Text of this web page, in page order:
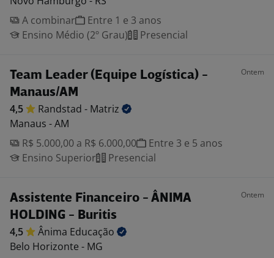
A combinar
Entre 1 e 3 anos
Ensino Médio (2º Grau)
Presencial
Team Leader (Equipe Logística) -
Manaus/AM
Ontem
4,5 Randstad - Matriz
Manaus - AM
R$ 5.000,00 a R$ 6.000,00
Entre 3 e 5 anos
Ensino Superior
Presencial
Assistente Financeiro - ÂNIMA
HOLDING - Buritis
Ontem
4,5 Ânima Educação
Belo Horizonte - MG